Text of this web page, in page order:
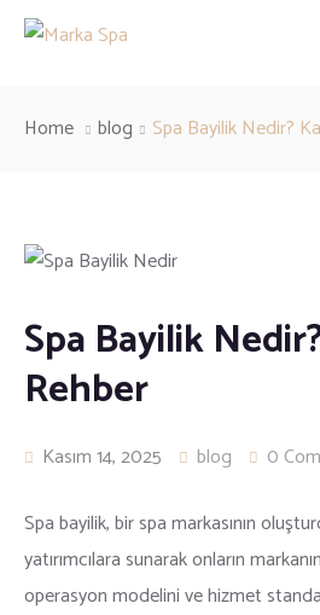
İnsan Kaynakları
Blog
Sıkça Sorulan Sorular
Spa Eğitim ve Seminerlerimiz
Spa Franchise Sistemi
En çok tercih edilen day spa program
Spa Hizmet Standartları ve
Spa ve yaşam kulübü hizmetleri
Marka Kart Avantajları
Şubeler
Yurt içi Şubeler
Home blog Spa Bayilik Nedir?
Spa Bayilik
Rehber
Kasım 14, 2025 blog 0
Spa bayilik, bir spa markasının
yatırımcılara sunarak onların
operasyon modelini ve hizmet